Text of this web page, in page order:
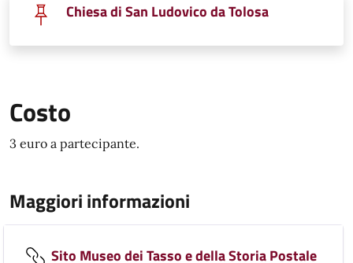
Chiesa di San Ludovico da Tolosa
Costo
3 euro a partecipante.
Maggiori informazioni
Sito Museo dei Tasso e della Storia Postale